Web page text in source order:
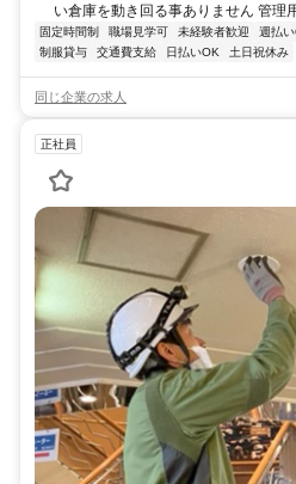
い倉庫を動き回る事ありません 管理
固定時間制 職場見学可 未経験者歓迎 週払
制服貸与
交通費支給 日払いOK 土日祝休み
同じ企業の求人
正社員